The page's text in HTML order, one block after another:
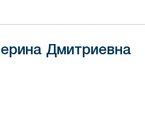
Дмитриевна